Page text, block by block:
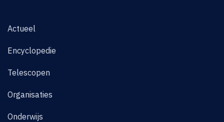
Actueel
Encyclopedie
Telescopen
Organisaties
Onderwijs